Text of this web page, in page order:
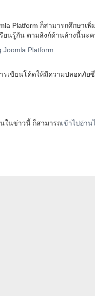
Platform ก็สามารถศึกษาเ
ยนรู้กัน ตามลิงก์ด้านล้างนี้นะ
Joomla Platform
ขียนโค้ดให้มีความปลอดภัย
ในข่าวนี้ ก็สามารถเข้าไปอ่าน